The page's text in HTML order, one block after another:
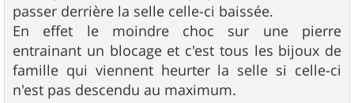
passer derrière la selle celle-ci baissée.
En effet le moindre choc sur une pierre
entrainant un blocage et c'est tous les bijoux de
famille qui viennent heurter la selle si celle-ci
n'est pas descendu au maximum.